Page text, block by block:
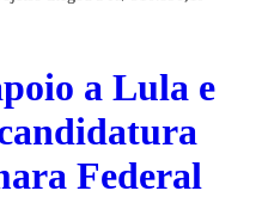
a Lula e
Federal